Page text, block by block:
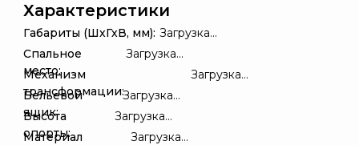
Габариты (ШхГхВ, мм): Загрузка...
Загрузка...
Спальное
место:
Загрузка...
Механизм
трансформации:Загрузка...
Бельевой
ящик:
Загрузка...
Высота
опорты:
Загрузка...
Материал
Характеристики